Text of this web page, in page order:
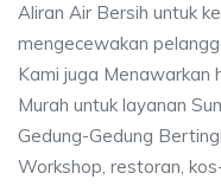
Aliran Air Bersih untuk
mengecewakan
Kami juga Menawarkan
Murah untuk layanan
Gedung-Gedung
Workshop, restoran,